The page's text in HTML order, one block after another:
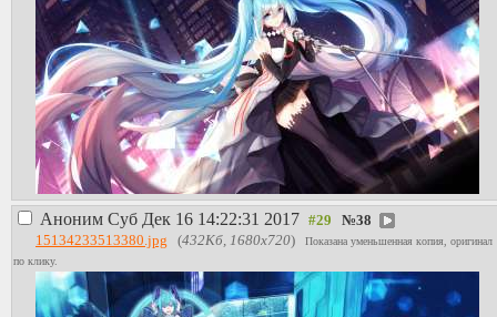
Аноним Суб Дек 16 14:22:31 2017 №38
15134233513380.jpg (432Кб, 1680x720)
Показана уменьшенная копия, оригинал
по клику.